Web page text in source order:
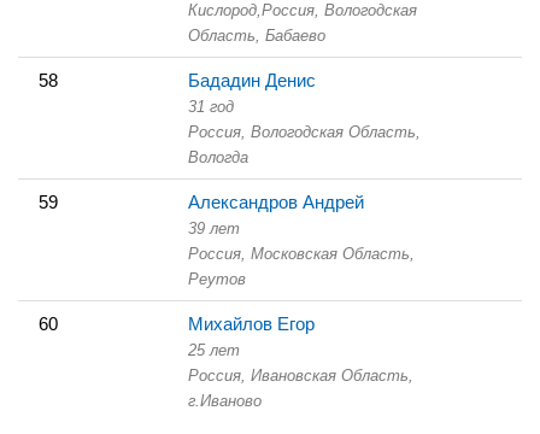
Кислород, Россия, Вологодская
Область, Бабаево
58 Бададин Денис
31 год
Россия, Вологодская Область,
Вологда
59 Александров Андрей
39 лет
Россия, Московская Область,
Реутов
60 Михайлов Егор
25 лет
Россия, Ивановская Область,
г.Иваново